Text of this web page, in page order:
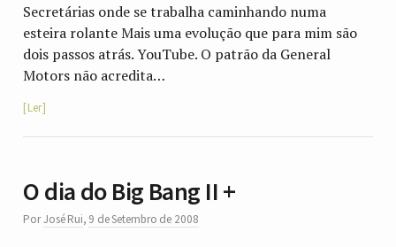
Secretárias onde se trabalha caminhando numa
esteira rolante Mais uma evolução que para mim são
dois passos atrás. YouTube. O patrão da General
Motors não acredita…
Ler
O dia do Big Bang II +
PorJosé Rui, 9 de Setembro de 2008